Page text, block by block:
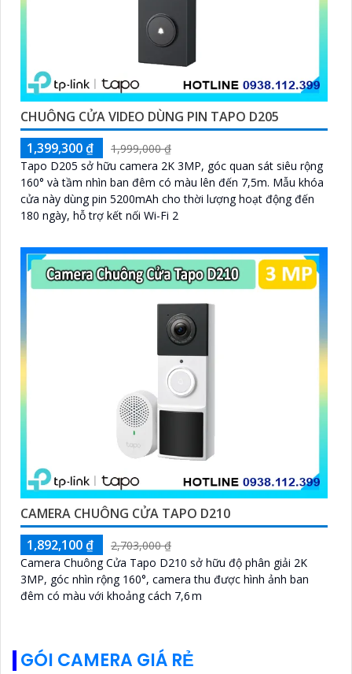
CHUÔNG CỬA VIDEO DÙNG PIN TAPO D205
1,399,300 ₫
1,999,000 ₫
Tapo D205 sở hữu camera 2K 3MP, góc quan sát siêu rộng
160° và tầm nhìn ban đêm có màu lên đến 7,5m. Mẫu khóa
cửa này dùng pin 5200mAh cho thời lượng hoạt động đến
180 ngày, hỗ trợ kết nối Wi-Fi 2
CAMERA CHUÔNG CỬA TAPO D210
1,892,100 ₫
2,703,000 ₫
Camera Chuông Cửa Tapo D210 sở hữu độ phân giải 2K
3MP, góc nhìn rộng 160°, camera thu được hình ảnh ban
đêm có màu với khoảng cách 7,6 m
GÓI CAMERA GIÁ RẺ